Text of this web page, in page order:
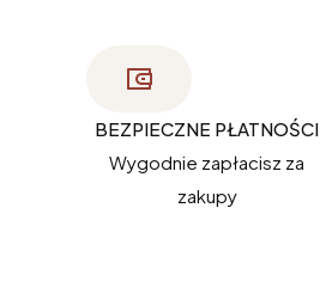
BEZPIECZNE PŁATNOŚCI
Wygodnie zapłacisz za
zakupy